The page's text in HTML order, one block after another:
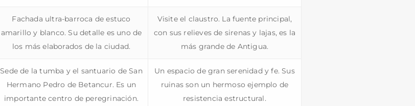
Fachada ultra-barroca de estuco
amarillo y blanco. Su detalle es uno de
los más elaborados de la ciudad.
Visite el claustro. La fuente principal,
con sus relieves de sirenas y lajas, es la
más grande de Antigua.
Sede de la tumba y el santuario de San
Hermano Pedro de Betancur. Es un
importante centro de peregrinación.
Un espacio de gran serenidad y fe. Sus
ruinas son un hermoso ejemplo de
resistencia estructural.